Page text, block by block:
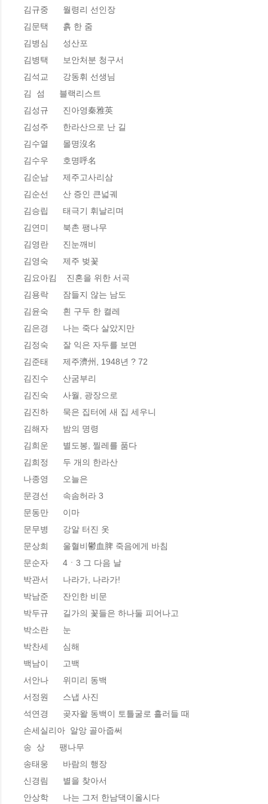
김규중      월령리 선인장
김문택      흙 한 줌
김병심      성산포
김병택      보안처분 청구서
김석교      강동휘 선생님
김  섬      블랙리스트
김성규      진아영秦雅英
김성주      한라산으로 난 길
김수열      몰명沒名
김수우      호명呼名
김순남      제주고사리삼
김순선      산 증인 큰넓궤
김승립      태극기 휘날리며
김연미      북촌 팽나무
김영란      진눈깨비
김영숙      제주 벚꽃
김요아킴    진혼을 위한 서곡
김용락      잠들지 않는 남도
김윤숙      흰 구두 한 켤레
김은경      나는 죽다 살았지만
김정숙      잘 익은 자두를 보면
김준태      제주濟州, 1948년 ? 72
김진수      산굼부리
김진숙      사월, 광장으로
김진하      묵은 집터에 새 집 세우니
김해자      밤의 명령
김희운      별도봉, 찔레를 품다
김희정      두 개의 한라산
나종영      오늘은
문경선      속솜허라 3
문동만      이마
문무병      강알 터진 옷
문상희      울혈비鬱血脾 죽음에게 바침
문순자      4ㆍ3 그 다음 날
박관서      나라가, 나라가!
박남준      잔인한 비문
박두규      길가의 꽃들은 하나둘 피어나고
박소란      눈
박찬세      심해
백남이      고백
서안나      위미리 동백
서정원      스냅 사진
석연경      곶자왈 동백이 토틀굴로 흘러들 때
손세실리아  알앙 골아줍써
송  상      팽나무
송태웅      바람의 행장
신경림      별을 찾아서
안상학      나는 그저 한남댁이올시다